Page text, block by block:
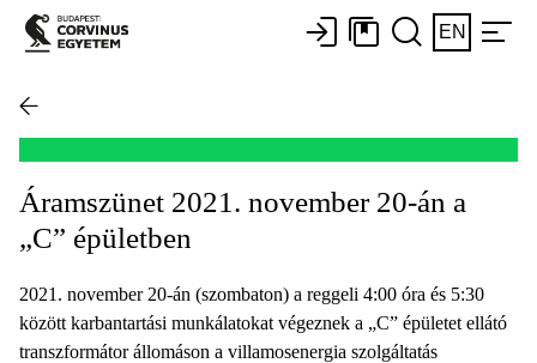
EN
Áramszünet 2021. november 20-án a
„C” épületben
2021. november 20-án (szombaton) a reggeli 4:00 óra és 5:30
között karbantartási munkálatokat végeznek a „C” épületet ellátó
transzformátor állomáson a villamosenergia szolgáltatás